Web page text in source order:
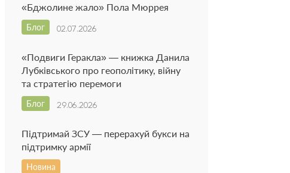
«Бджолине жало» Пола Мюррея
02.07.2026
Блог
«Подвиги Геракла» — книжка Данила
Лубківського про геополітику, війну
та стратегію перемоги
29.06.2026
Блог
Підтримай ЗСУ — перерахуй букси на
підтримку армії
Новина